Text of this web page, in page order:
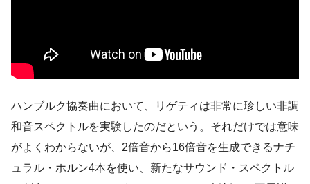
ハンブルク協奏曲において、リゲティは非常に珍しい非調
和音スペクトルを実験したのだという。それだけでは意味
がよくわからないが、2倍音から16倍音を生成できるナチ
ュラル・ホルン4本を使い、新たなサウンド・スペクトル